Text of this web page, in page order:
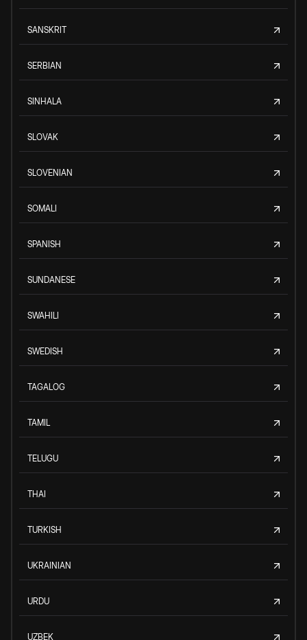
SANSKRIT
SERBIAN
SINHALA
SLOVAK
SLOVENIAN
SOMALI
SPANISH
SUNDANESE
SWAHILI
SWEDISH
TAGALOG
TAMIL
TELUGU
THAI
TURKISH
UKRAINIAN
URDU
UZBEK